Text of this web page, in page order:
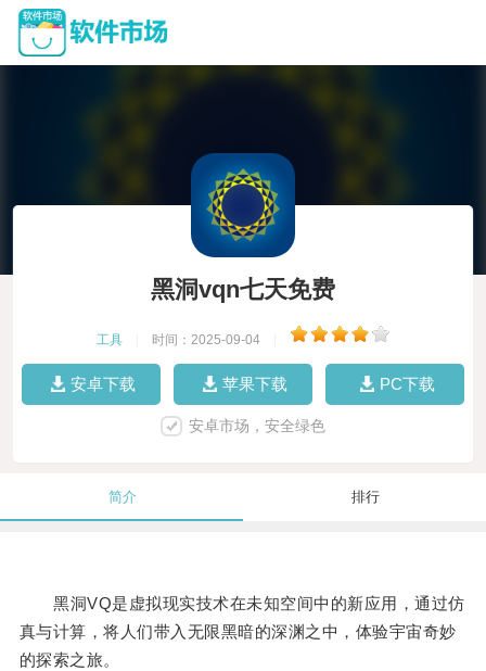
黑洞vqn七天免费
工具 时间：2025-09-04
安卓下载 苹果下载 PC下载
安卓市场，安全绿色
简介 排行
黑洞VQ是虚拟现实技术在未知空间中的新应用，通过仿
真与计算，将人们带入无限黑暗的深渊之中，体验宇宙奇妙
的探索之旅。